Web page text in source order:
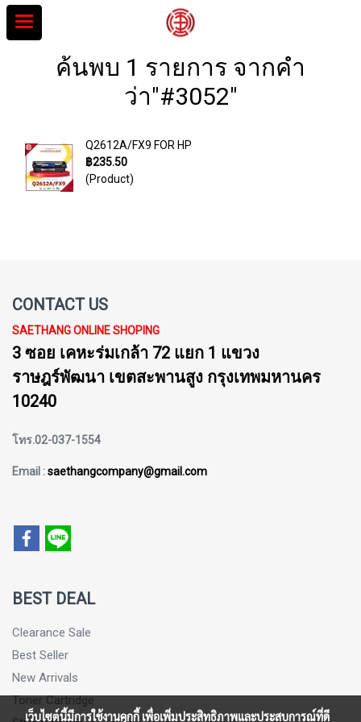
ค้นพบ 1 รายการ จากคำ
ว่า"#3052"
Q2612A/FX9 FOR HP
฿235.50
(Product)
CONTACT US
SAETHANG ONLINE SHOPING
3 ซอย เคหะร่มเกล้า 72 แยก 1 แขวง
ราษฎร์พัฒนา เขตสะพานสูง กรุงเทพมหานคร
10240
โทร.02-037-1554
Email :saethangcompany@gmail.com
BEST DEAL
Clearance Sale
Best Seller
New Arrivals
Toner Cartridge
เว็บไซต์นี้มีการใช้งานคุกกี้ เพื่อเพิ่มประสิทธิภาพและประสบการณ์ที่ดี